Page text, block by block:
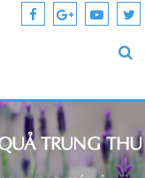
TRUNG THU